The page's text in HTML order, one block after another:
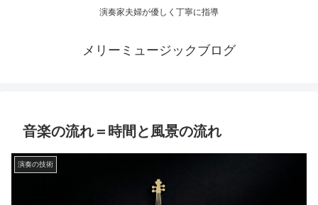
演奏家夫婦が優しく丁寧に指導
メリーミュージックブログ
音楽の流れ＝時間と風景の流れ
演奏の技術